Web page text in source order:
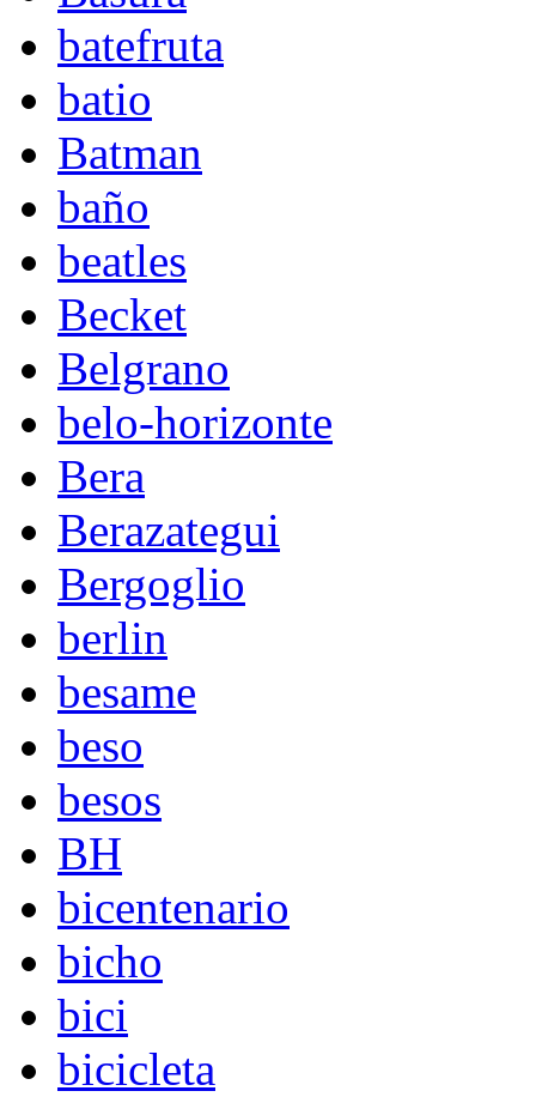
batefruta
batio
Batman
baño
beatles
Becket
Belgrano
belo-horizonte
Bera
Berazategui
Bergoglio
berlin
besame
beso
besos
BH
bicentenario
bicho
bici
bicicleta